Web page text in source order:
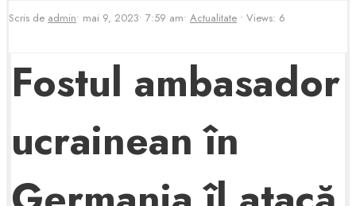
Scris de admin• mai 9, 2023• 7:59 am• Actualitate • Views: 6
Fostul ambasador
ucrainean în